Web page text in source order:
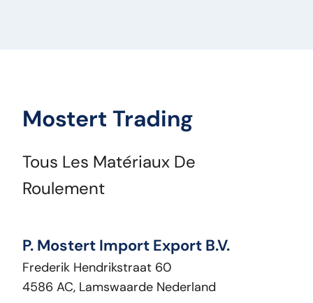
Mostert Trading
Tous Les Matériaux De
Roulement
P. Mostert Import Export B.V.
Frederik Hendrikstraat 60
4586 AC, Lamswaarde Nederland